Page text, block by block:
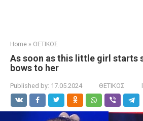
Home » ΘΕΤΙΚΟΣ
As soon as this little girl starts
bows to her
Published by: 17.05.2024 ΘΕΤΙΚΟΣ